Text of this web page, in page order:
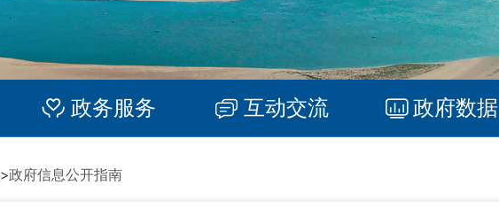
政务服务 互动交流 政府数据
>政府信息公开指南